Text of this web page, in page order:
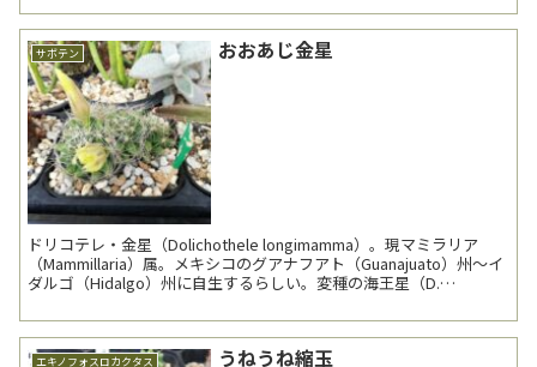
サボテン おおあじ金星
ドリコテレ・金星（Dolichothele longimamma）。現マミラリア
（Mammillaria）属。メキシコのグアナフアト（Guanajuato）州～イ
ダルゴ（Hidalgo）州に自生するらしい。変種の海王星（D.
エキノフォスロカクタス うねうね縮玉